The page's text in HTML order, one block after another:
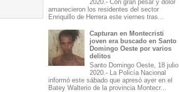
2020.- Con gran pesar y dolor
amanecieron los residentes del sector
Enriquillo de Herrera este viernes tras...
Capturan en Montecristi
joven era buscado en Santo
Domingo Oeste por varios
delitos
Santo Domingo Oeste, 18 julio
2020.- La Policía Nacional
informó este sábado que apresó ayer en el
Batey Walterio de la provincia Montecr...